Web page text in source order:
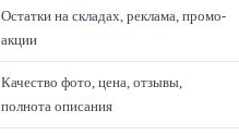
Остатки на складах, реклама, промо-
акции
Качество фото, цена, отзывы,
полнота описания